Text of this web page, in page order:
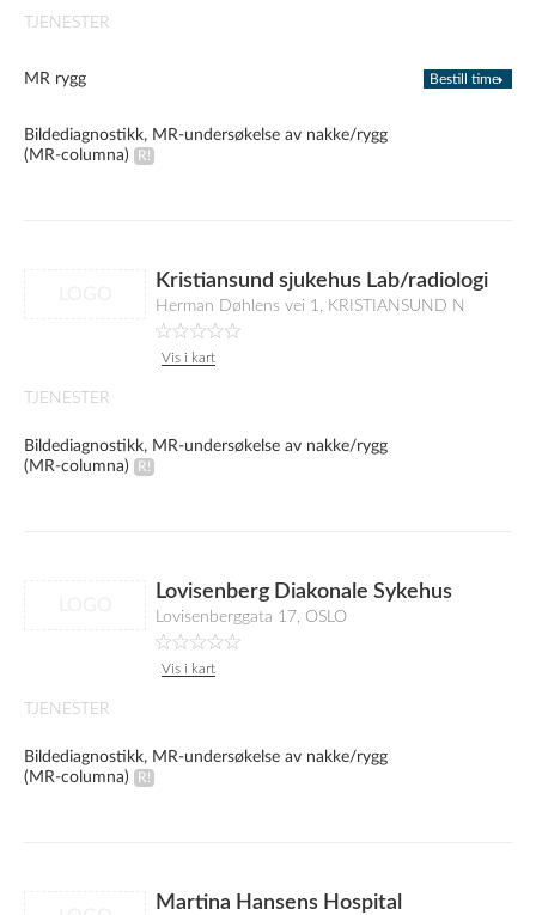
TJENESTER
MR rygg Bestill time
Bildediagnostikk, MR-undersøkelse av nakke/rygg
(MR-columna)
Kristiansund sjukehus Lab/radiologi
Herman Døhlens vei 1, KRISTIANSUND N
Vis i kart
TJENESTER
Bildediagnostikk, MR-undersøkelse av nakke/rygg
(MR-columna)
Lovisenberg Diakonale Sykehus
Lovisenberggata 17, OSLO
Vis i kart
TJENESTER
Bildediagnostikk, MR-undersøkelse av nakke/rygg
(MR-columna)
Martina Hansens Hospital